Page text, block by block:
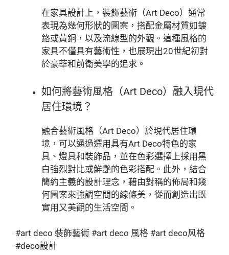
在家具設計上，裝飾藝術（Art Deco）通常
表現為幾何形狀的圖案，搭配金屬材質如鍍
鉻或黃銅，以及流線型的外觀。這種風格的
家具不僅具有藝術性，也展現出20世紀初對
於豪華和前衛美學的追求。
如何將藝術風格（Art Deco）融入現代
居住環境？
融合藝術風格（Art Deco）於現代居住環
境，可以通過選用具有Art Deco特色的家
具、燈具和裝飾品，並在色彩選擇上採用黑
白強烈對比或鮮艷的色彩搭配。此外，結合
簡約主義的設計理念，藉由對稱的佈局和幾
何圖案來強調空間的線條美，從而創造出既
實用又美觀的生活空間。
#art deco 裝飾藝術 #art deco 風格 #art deco风格
#deco設計